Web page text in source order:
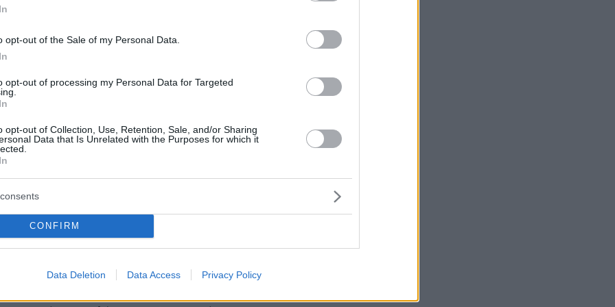
opt-out of the Sale of my Personal Data.
opt-out of processing my Personal Data for Targeted
opt-out of Collection, Use, Retention, Sale, and/or Sharing
Data that Is Unrelated with the Purposes for which it
CONFIRM
Data Deletion Data Access Privacy Policy
σχηματισμό μιας σταθερής φιλοευρωπαϊκής
κόμμα PAS κέρδισε
εκλογές στη Μολδαβία
από 50% των ψήφων
Πατριωτικό Μπλοκ συγκέντρωσε 24,26% με βάση
η πρεσβεία της
για βόμβα
7